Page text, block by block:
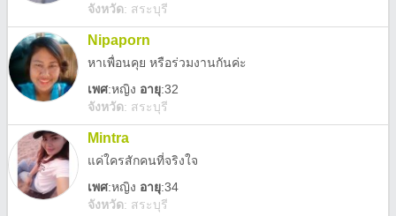
จังหวัด: สระบุรี
Nipaporn
หาเพื่อนคุย หรือร่วมงานกันค่ะ
เพศ:หญิง อายุ:32
จังหวัด: สระบุรี
Mintra
แค่ใครสักคนที่จริงใจ
เพศ:หญิง อายุ:34
จังหวัด: สระบุรี